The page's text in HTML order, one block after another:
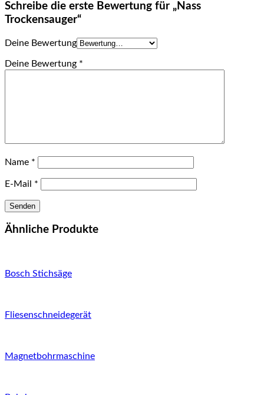
Schreibe die erste Bewertung für „Nass
Trockensauger“
Deine Bewertung
Deine Bewertung *
Name *
E-Mail *
Ähnliche Produkte
Bosch Stichsäge
Fliesenschneidegerät
Magnetbohrmaschine